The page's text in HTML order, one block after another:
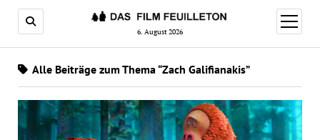
6. August 2026
Menü
öffnen
Alle Beiträge zum Thema “Zach Galifianakis”